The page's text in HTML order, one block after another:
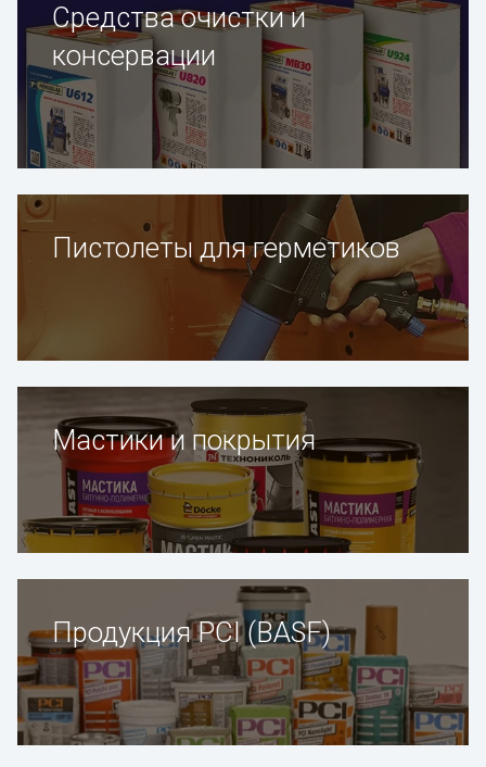
Средства очистки и
консервации
Пистолеты для герметиков
Мастики и покрытия
Продукция PCI (BASF)